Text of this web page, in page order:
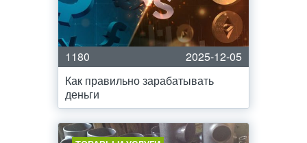
1180
2025-12-05
Как правильно зарабатывать
деньги